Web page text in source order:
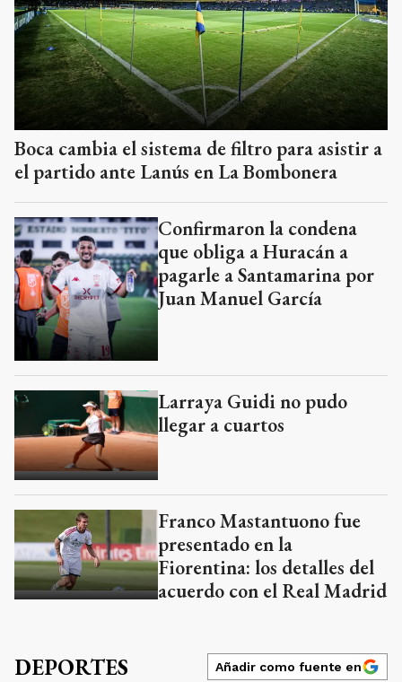
Boca cambia el sistema de filtro para asistir a
el partido ante Lanús en La Bombonera
Confirmaron la condena
que obliga a Huracán a
pagarle a Santamarina por
Juan Manuel García
Larraya Guidi no pudo
llegar a cuartos
Franco Mastantuono fue
presentado en la
Fiorentina: los detalles del
acuerdo con el Real Madrid
DEPORTES Añadir como fuente en